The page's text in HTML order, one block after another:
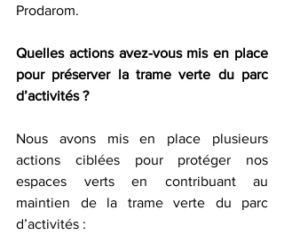
Prodarom.
Quelles actions avez-vous mis en place
pour préserver la trame verte du parc
d’activités ?
Nous avons mis en place plusieurs
actions ciblées pour protéger nos
espaces verts en contribuant au
maintien de la trame verte du parc
d’activités :